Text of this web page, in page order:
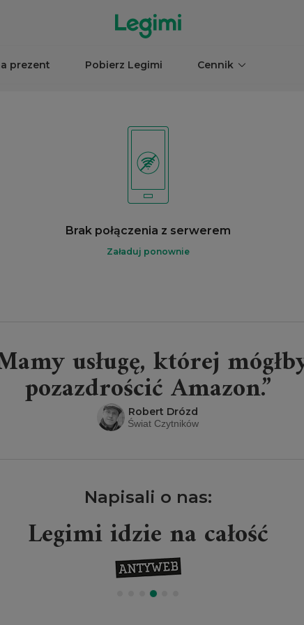
prezent Pobierz Legimi Cennik
Brak połączenia z serwerem
Załaduj ponownie
usługę, której
pozazdrościć Amazon.”
Robert Drózd
Świat Czytników
Napisali o nas:
Legimi idzie na całość